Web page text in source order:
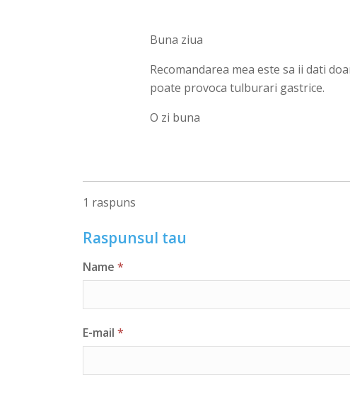
Buna ziua
Recomandarea mea este sa ii dati
poate provoca tulburari gastrice.
O zi buna
1 raspuns
Raspunsul tau
Name *
E-mail *